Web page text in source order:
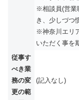
※相談員(営業
き、少しづつ
※神奈川エリ
いただく事を
従事す
べき業
務の変
更の範
(記入なし)